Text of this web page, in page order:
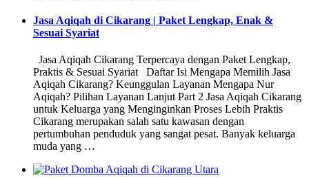
Jasa Aqiqah di Cikarang | Paket Lengkap, Enak &
Sesuai Syariat
Jasa Aqiqah Cikarang Terpercaya dengan Paket Lengkap,
Praktis & Sesuai Syariat Daftar Isi Mengapa Memilih Jasa
Aqiqah Cikarang? Keunggulan Layanan Mengapa Nur
Aqiqah? Pilihan Layanan Lanjut Part 2 Jasa Aqiqah Cikarang
untuk Keluarga yang Menginginkan Proses Lebih Praktis
Cikarang merupakan salah satu kawasan dengan
pertumbuhan penduduk yang sangat pesat. Banyak keluarga
muda yang …